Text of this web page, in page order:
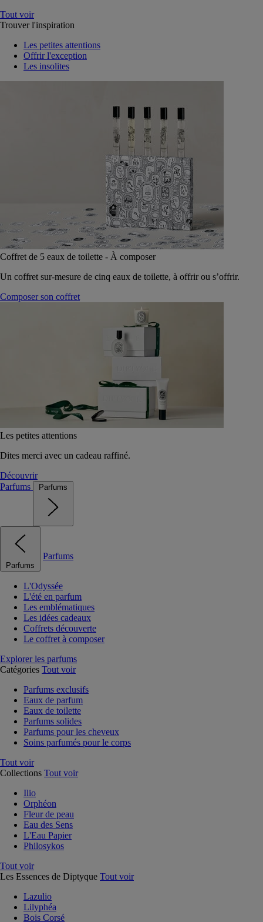
Tout voir
Trouver l'inspiration
Les petites attentions
Offrir l'exception
Les insolites
Coffret de 5 eaux de toilette - À composer
Un coffret sur-mesure de cinq eaux de toilette, à offrir ou s’offrir.
Composer son coffret
Les petites attentions
Dites merci avec un cadeau raffiné.
Découvrir
Parfums
Parfums
Parfums
Parfums
L'Odyssée
L'été en parfum
Les emblématiques
Les idées cadeaux
Coffrets découverte
Le coffret à composer
Explorer les parfums
Catégories Tout voir
Parfums exclusifs
Eaux de parfum
Eaux de toilette
Parfums solides
Parfums pour les cheveux
Soins parfumés pour le corps
Tout voir
Collections Tout voir
Ilio
Orphéon
Fleur de peau
Eau des Sens
L'Eau Papier
Philosykos
Tout voir
Les Essences de Diptyque Tout voir
Lazulio
Lilyphéa
Bois Corsé